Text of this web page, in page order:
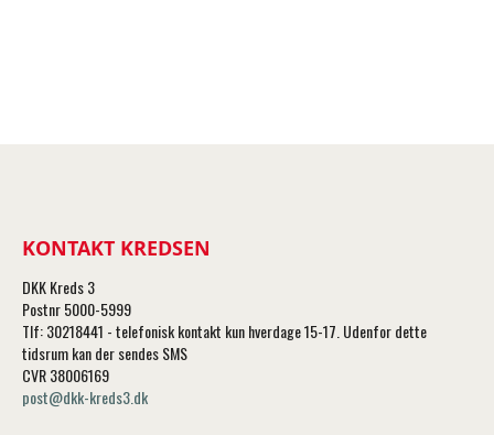
KONTAKT KREDSEN
DKK Kreds 3
Postnr 5000-5999
Tlf: 30218441 - telefonisk kontakt kun hverdage 15-17. Udenfor dette
tidsrum kan der sendes SMS
CVR 38006169
post@dkk-kreds3.dk